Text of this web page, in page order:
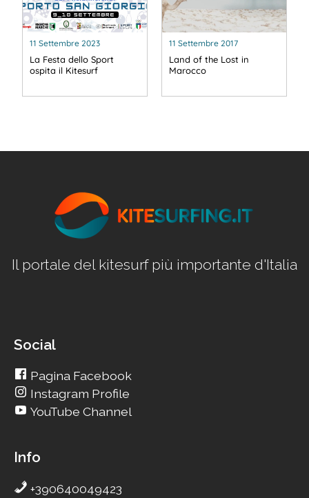
11 Settembre 2023
La Festa dello Sport
ospita il Kitesurf
11 Settembre 2017
Land of the Lost in
Marocco
Il portale del kitesurf più importante d'Italia
Social
Pagina Facebook
Instagram Profile
YouTube Channel
Info
+390640049423